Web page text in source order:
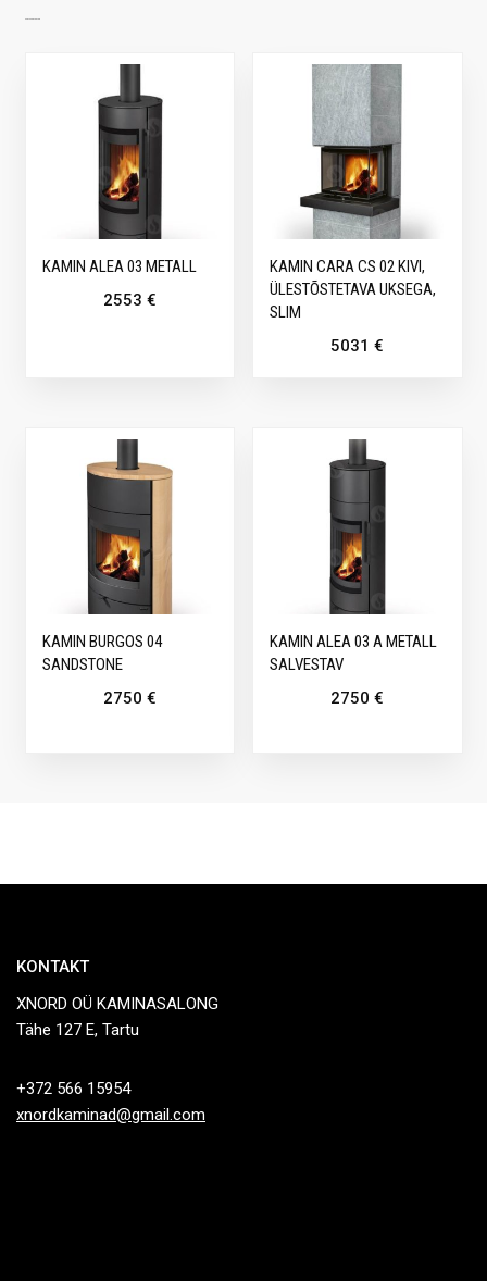
KAMIN ALEA 03 METALL
2553 €
KAMIN CARA CS 02 KIVI,
ÜLESTÕSTETAVA UKSEGA,
SLIM
5031€
KAMIN BURGOS 04
SANDSTONE
2750 €
KAMIN ALEA 03 A METALL
SALVESTAV
2750€
KONTAKT
XNORD OÜ KAMINASALONG
Tähe 127 E, Tartu
+372 566 15954
xnordkaminad@gmail.com